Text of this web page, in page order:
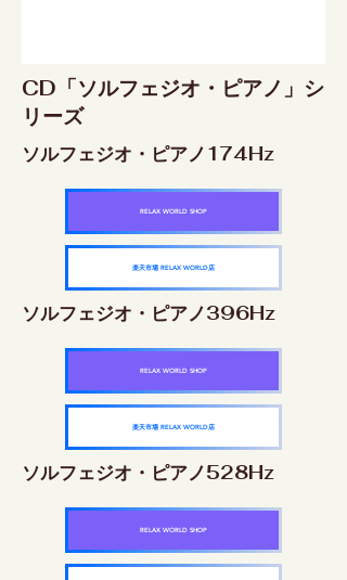
CD「ソルフェジオ・ピアノ」シ
リーズ
ソルフェジオ・ピアノ174Hz
RELAX WORLD SHOP
楽天市場 RELAX WORLD店
ソルフェジオ・ピアノ396Hz
RELAX WORLD SHOP
楽天市場 RELAX WORLD店
ソルフェジオ・ピアノ528Hz
RELAX WORLD SHOP